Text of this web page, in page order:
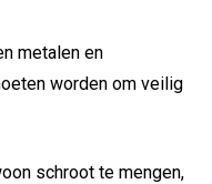
metalen en
worden om veilig
schroot te mengen,